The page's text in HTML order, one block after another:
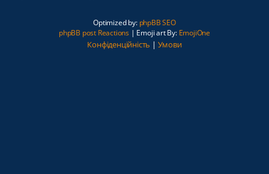
Optimized by: phpBB SEO
phpBB post Reactions| Emoji art By: EmojiOne
Конфіденційність | Умови